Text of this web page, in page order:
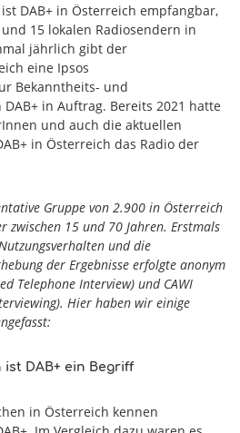
DAB+ in Österreich empfangbar,
15 lokalen Radiosendern in
jährlich gibt der
eine Ipsos
Bekanntheits- und
in Auftrag. Bereits 2021 hatte
und auch die aktuellen
in Österreich das Radio der
Gruppe von 2.900 in Österreich
zwischen 15 und 70 Jahren. Erstmals
und die
der Ergebnisse erfolgte anonym
Telephone Interview) und CAWI
Hier haben wir einige
DAB+ ein Begriff
in Österreich kennen